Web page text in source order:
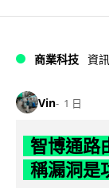
商業科技 資
Vin 1 日
智博通路
稱漏洞是